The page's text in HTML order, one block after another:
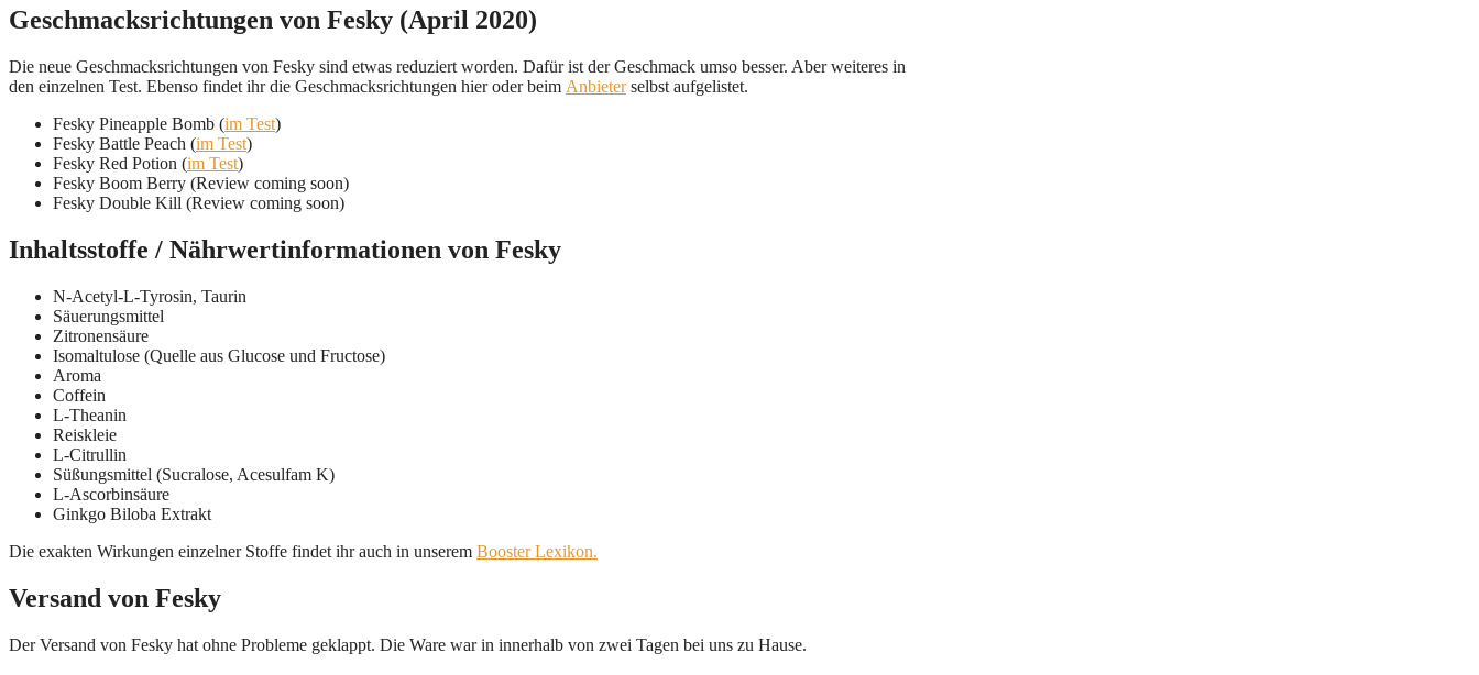
Geschmacksrichtungen von Fesky (April 2020)
Die neue Geschmacksrichtungen von Fesky sind etwas reduziert worden. Dafür ist der Geschmack umso besser. Aber weiteres in
den einzelnen Test. Ebenso findet ihr die Geschmacksrichtungen hier oder beim Anbieterselbst aufgelistet.
Fesky Pineapple Bomb (im Test)
Fesky Battle Peach (im Test)
Fesky Red Potion (im Test)
Fesky Boom Berry (Review coming soon)
Fesky Double Kill (Review coming soon)
Inhaltsstoffe / Nährwertinformationen von Fesky
N-Acetyl-L-Tyrosin, Taurin
Säuerungsmittel
Zitronensäure
Isomaltulose (Quelle aus Glucose und Fructose)
Aroma
Coffein
L-Theanin
Reiskleie
L-Citrullin
Süßungsmittel (Sucralose, Acesulfam K)
L-Ascorbinsäure
Ginkgo Biloba Extrakt
Die exakten Wirkungen einzelner Stoffe findet ihr auch in unserem Booster Lexikon.
Versand von Fesky
Der Versand von Fesky hat ohne Probleme geklappt. Die Ware war in innerhalb von zwei Tagen bei uns zu Hause.